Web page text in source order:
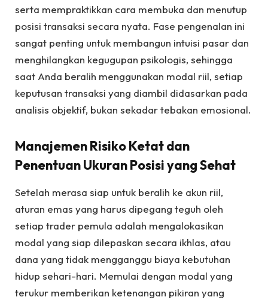
serta mempraktikkan cara membuka dan menutup
posisi transaksi secara nyata. Fase pengenalan ini
sangat penting untuk membangun intuisi pasar dan
menghilangkan kegugupan psikologis, sehingga
saat Anda beralih menggunakan modal riil, setiap
keputusan transaksi yang diambil didasarkan pada
analisis objektif, bukan sekadar tebakan emosional.
Manajemen Risiko Ketat dan
Penentuan Ukuran Posisi yang Sehat
Setelah merasa siap untuk beralih ke akun riil,
aturan emas yang harus dipegang teguh oleh
setiap trader pemula adalah mengalokasikan
modal yang siap dilepaskan secara ikhlas, atau
dana yang tidak mengganggu biaya kebutuhan
hidup sehari-hari. Memulai dengan modal yang
terukur memberikan ketenangan pikiran yang